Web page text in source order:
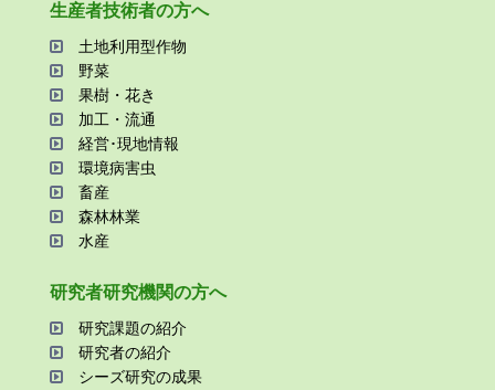
⽣産者技術者の⽅へ
⼟地利⽤型作物
野菜
果樹・花き
加⼯・流通
経営･現地情報
環境病害⾍
畜産
森林林業
⽔産
研究者研究機関の⽅へ
研究課題の紹介
研究者の紹介
シーズ研究の成果